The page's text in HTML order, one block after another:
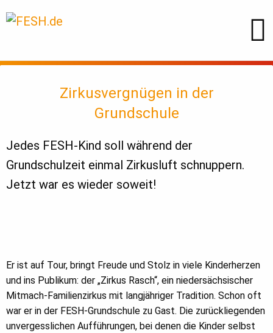
Zirkusvergnügen in der
Grundschule
Jedes FESH-Kind soll während der
Grundschulzeit einmal Zirkusluft schnuppern.
Jetzt war es wieder soweit!
Er ist auf Tour, bringt Freude und Stolz in viele Kinderherzen
und ins Publikum: der „Zirkus Rasch“, ein niedersächsischer
Mitmach-Familienzirkus mit langjähriger Tradition. Schon oft
war er in der FESH-Grundschule zu Gast. Die zurückliegenden
unvergesslichen Aufführungen, bei denen die Kinder selbst